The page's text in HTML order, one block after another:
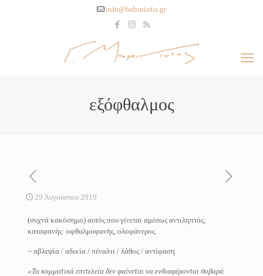
info@babiniotis.gr
εξόφθαλμος
29 Αυγούστου 2019
(συχνά κακόσημο) αυτός που γίνεται αμέσως αντιληπτός,
καταφανής· οφθαλμοφανής, ολοφάνερος.
~ αβλεψία / αδικία / πέναλτι / λάθος / αντίφαση
«Τα κομματικά επιτελεία δεν φαίνεται να ενδιαφέρονται σοβαρά